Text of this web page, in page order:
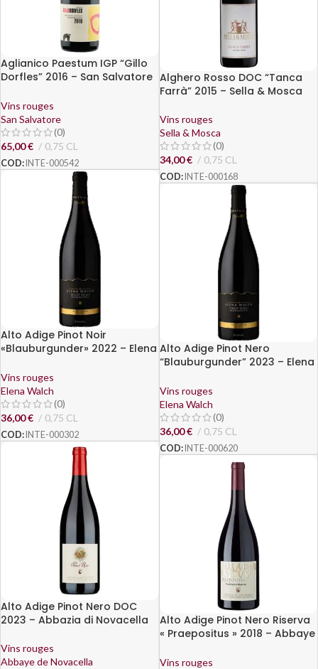
Aglianico Paestum IGP “Gillo
Dorfles” 2016 – San Salvatore
Vins rouges
San Salvatore
(0)
65,00€ 0,75 CL
COD: INTE-000542
Alghero Rosso DOC “Tanca
Farrà” 2015 – Sella & Mosca
Vins rouges
Sella & Mosca
(0)
34,00€ 0,75 CL
COD: INTE-000168
Alto Adige Pinot Noir
«Blauburgunder» 2022 – Elena
Vins rouges
Elena Walch
(0)
36,00€ 0,75 CL
COD: INTE-000302
Alto Adige Pinot Nero
“Blauburgunder” 2023 – Elena
Vins rouges
Elena Walch
(0)
36,00€ 0,75 CL
COD: INTE-000620
Alto Adige Pinot Nero DOC
2023 – Abbazia di Novacella
Vins rouges
Abbaye de Novacella
Alto Adige Pinot Nero Riserva
« Praepositus » 2018 – Abbaye
Vins rouges